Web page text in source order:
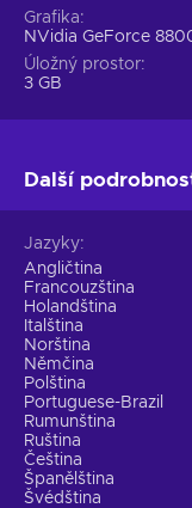
Grafika
NVidia GeForce
Úložný prostor
3 GB
Další
Jazyky
Angličtina
Francouzština
Holandština
Italština
Norština
Němčina
Polština
Portuguese-Brazil
Rumunština
Ruština
Čeština
Španělština
Švédština